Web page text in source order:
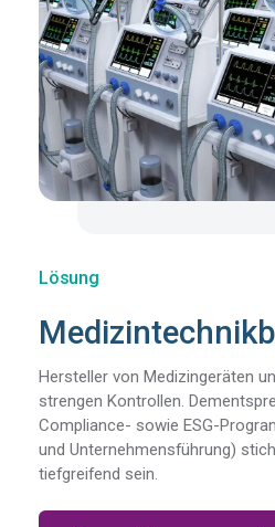
Lösung
Hersteller von Medizingeräten
strengen Kontrollen.
Compliance- sowie ESG-
und Unternehmensführung)
tiefgreifend sein.